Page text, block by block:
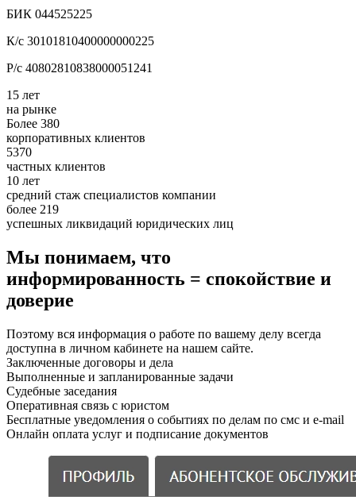
БИК 044525225
К/с 30101810400000000225
Р/с 40802810838000051241
15 лет
на рынке
Более 380
корпоративных клиентов
5370
частных клиентов
10 лет
средний стаж специалистов компании
более 219
успешных ликвидаций юридических лиц
Мы понимаем, что
информированность = спокойствие и
доверие
Поэтому вся информация о работе по вашему делу всегда
доступна в личном кабинете на нашем сайте.
Заключенные договоры и дела
Выполненные и запланированные задачи
Судебные заседания
Оперативная связь с юристом
Бесплатные уведомления о событиях по делам по смс и e-mail
Онлайн оплата услуг и подписание документов